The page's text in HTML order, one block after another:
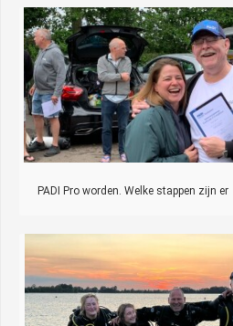
PADI Pro worden. Welke stappen zijn er